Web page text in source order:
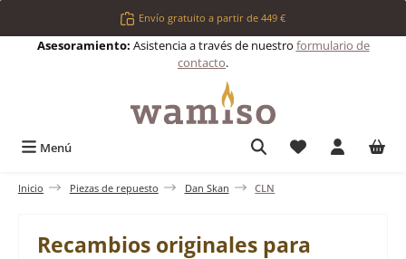
Saltar al contenido principalEnvío gratuito a partir de 449 €
Asesoramiento: Asistencia a través de nuestro formulario de
contacto.
Menú Tienes 0
Inicio Piezas de repuesto Dan Skan CLN
Recambios originales para